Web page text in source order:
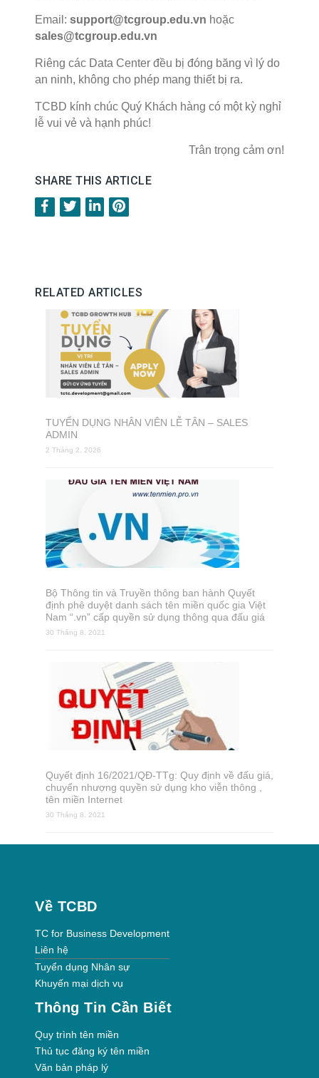
Email: support@tcgroup.edu.vn hoặc
sales@tcgroup.edu.vn
Riêng các Data Center đều bị đóng băng vì lý do
an ninh, không cho phép mang thiết bị ra.
TCBD kính chúc Quý Khách hàng có một kỳ nghỉ
lễ vui vẻ và hạnh phúc!
Trân trọng cảm ơn!
SHARE THIS ARTICLE
RELATED ARTICLES
TUYỂN DỤNG NHÂN VIÊN LỄ TÂN – SALES
ADMIN
2 Tháng 2, 2026
Bộ Thông tin và Truyền thông ban hành Quyết
định phê duyệt danh sách tên miền quốc gia Việt
Nam “.vn” cấp quyền sử dụng thông qua đấu giá
30 Tháng 8, 2021
Quyết định 16/2021/QĐ-TTg: Quy định về đấu giá,
chuyển nhượng quyền sử dụng kho viễn thông ,
tên miền Internet
30 Tháng 8, 2021
Về TCBD
TC for Business Development
Liên hệ
Tuyển dụng Nhân sự
Khuyến mại dịch vụ
Thông Tin Cần Biết
Quy trình tên miền
Thủ tục đăng ký tên miền
Văn bản pháp lý